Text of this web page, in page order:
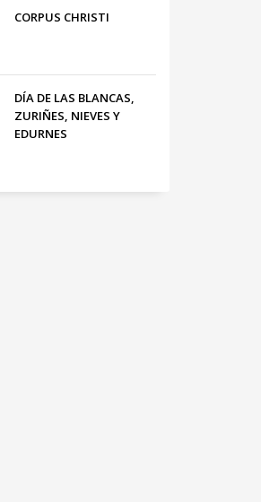
CORPUS CHRISTI
DÍA DE LAS BLANCAS,
ZURIÑES, NIEVES Y
EDURNES